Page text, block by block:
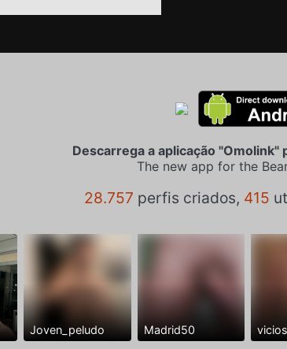
Descarrega a aplicação "Omolink"
The new app for the
28.757 perfis criados, 415
Joven_peludo Madrid50